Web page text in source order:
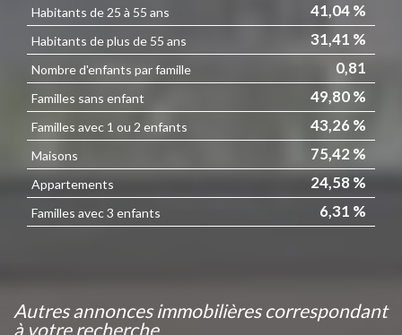
Habitants de 25 à 55 ans 41,04 %
Habitants de plus de 55 ans 31,41 %
Nombre d'enfants par famille 0,81
Familles sans enfant 49,80 %
Familles avec 1 ou 2 enfants 43,26 %
Maisons 75,42 %
Appartements 24,58 %
Familles avec 3 enfants 6,31 %
autres annonces immobilières correspondant
à votre recherche